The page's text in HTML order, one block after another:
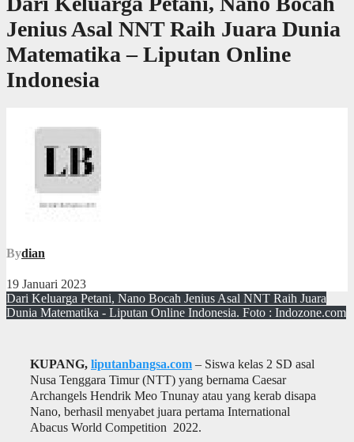
Jenius Asal NNT Raih Juara Dunia
Matematika – Liputan Online
Indonesia
Bydian
19 Januari 2023
Dari Keluarga Petani, Nano Bocah Jenius Asal NNT Raih Juara
Dunia Matematika - Liputan Online Indonesia. Foto : Indozone.com
KUPANG, liputanbangsa.com – Siswa kelas 2 SD asal
Nusa Tenggara Timur (NTT) yang bernama Caesar
Archangels Hendrik Meo Tnunay atau yang kerab disapa
Nano, berhasil menyabet juara pertama International
Abacus World Competition 2022.